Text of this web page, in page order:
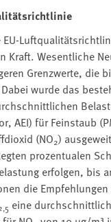
EU-
Kraft. Wesentliche
Grenzwerte, die
wurde das
AEI) für Feinstaub
(NO2)
prozentualen
erfolgen, bis
die Empfehlungen
eine